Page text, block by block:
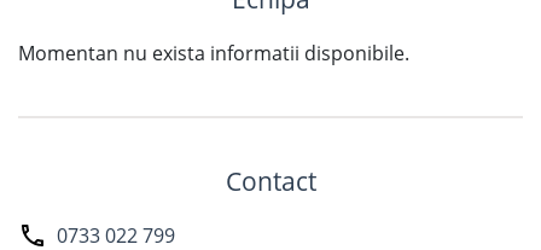
Momentan nu exista informatii disponibile.
Contact
0733 022 799